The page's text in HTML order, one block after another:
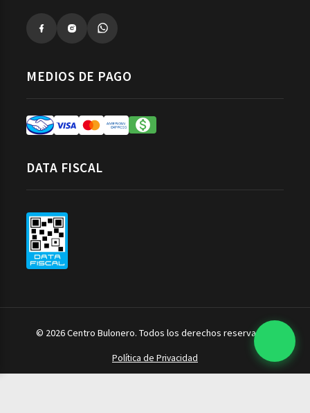
MEDIOS DE PAGO
DATA FISCAL
© 2026 Centro Bulonero. Todos los derechos reservados.
Política de Privacidad